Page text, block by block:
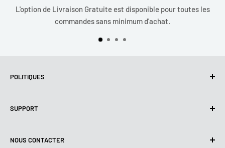
Vous avez 30 jours a compté de la date de réception de votre
commande pour demander un echange ou un remboursement.
POLITIQUES
Utilisation de cookies (RGPD)
Politique de livraison
SUPPORT
Nous contacter
NOUS CONTACTER